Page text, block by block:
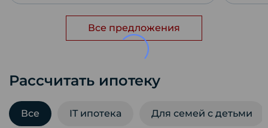
Все предложения
Рассчитать ипотеку
Все IT ипотека Для семей с детьми